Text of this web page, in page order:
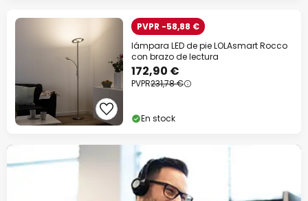
PVPR -58,88 €
lámpara LED de pie LOLAsmart Rocco
con brazo de lectura
172,90 €
PVPR231,78 €
En stock